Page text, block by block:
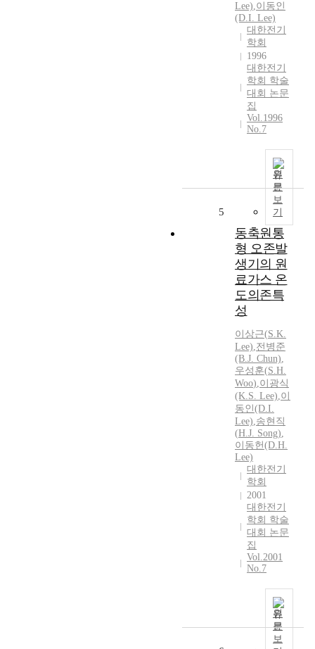
Lee),이동인
(D.I. Lee)
대한전기
학회
1996
대한전기
학회 학술
대회 논문
집
Vol.1996
No.7
원
문
보
기
5
동축원통
형 오존발
생기의 원
료가스 온
도의존특
성
이상근(S.K.
Lee),전병준
(B.J. Chun),
우성훈(S.H.
Woo),이광식
(K.S. Lee),이
동인(D.I.
Lee),송현직
(H.J. Song),
이동헌(D.H.
Lee)
대한전기
학회
2001
대한전기
학회 학술
대회 논문
집
Vol.2001
No.7
원
문
보